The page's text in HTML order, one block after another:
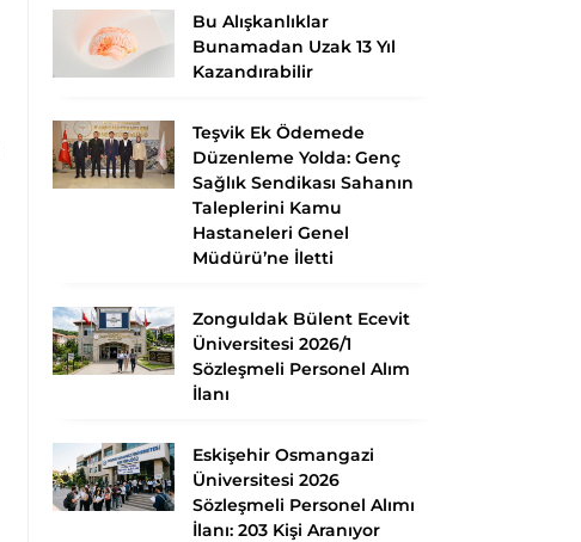
Bu Alışkanlıklar
Bunamadan Uzak 13 Yıl
Kazandırabilir
Teşvik Ek Ödemede
Düzenleme Yolda: Genç
Sağlık Sendikası Sahanın
Taleplerini Kamu
Hastaneleri Genel
Müdürü’ne İletti
Zonguldak Bülent Ecevit
Üniversitesi 2026/1
Sözleşmeli Personel Alım
İlanı
Eskişehir Osmangazi
Üniversitesi 2026
Sözleşmeli Personel Alımı
İlanı: 203 Kişi Aranıyor